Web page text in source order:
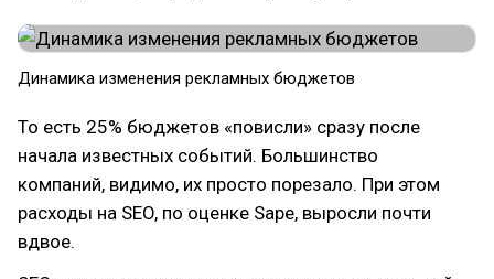
Динамика изменения рекламных бюджетов
То есть 25% бюджетов «повисли» сразу после
начала известных событий. Большинство
компаний, видимо, их просто порезало. При этом
расходы на SEO, по оценке Sape, выросли почти
вдвое.